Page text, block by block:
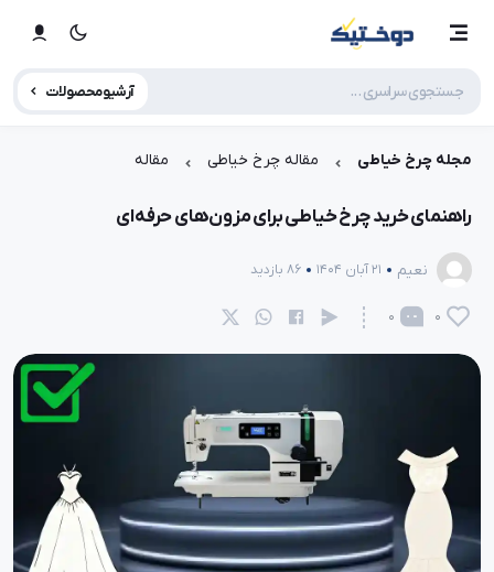
آرشیو محصولات
مجله چرخ خیاطی مقاله چرخ خیاطی مقاله
راهنمای خرید چرخ خیاطی برای مزون‌های حرفه‌ای
نعیم 21 آبان 1404 86 بازدید
0
0